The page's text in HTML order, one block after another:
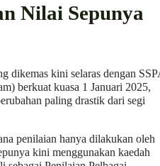
Nilai Sepunya
dikemas kini selaras dengan
berkuat kuasa 1 Januari 2025,
paling drastik dari segi
penilaian hanya dilakukan oleh
kini menggunakan kaedah